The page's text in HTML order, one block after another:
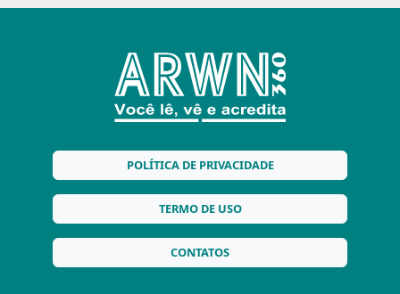
POLÍTICA DE PRIVACIDADE
TERMO DE USO
CONTATOS